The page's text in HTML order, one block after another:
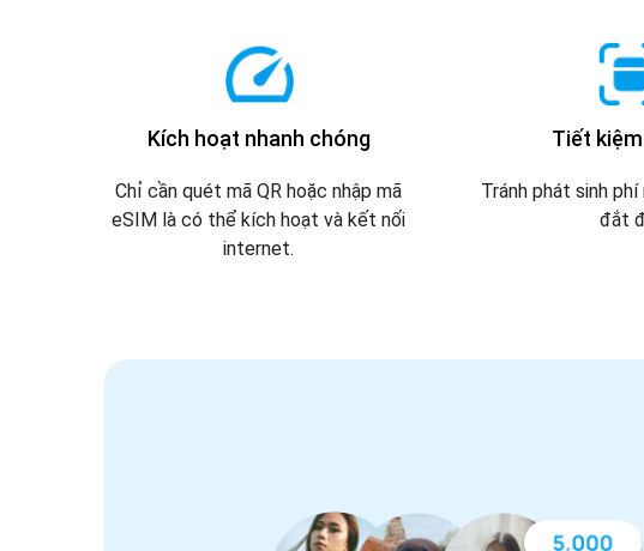
Kích hoạt nhanh chóng
Chỉ cần quét mã QR hoặc nhập mã
eSIM là có thể kích hoạt và kết nối
internet.
Tiết
Tránh phát sinh
đắt